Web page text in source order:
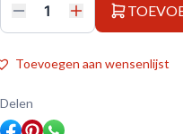
AFV
Club
RF-
5S
Toevoegen aan wensenlijst
Delen